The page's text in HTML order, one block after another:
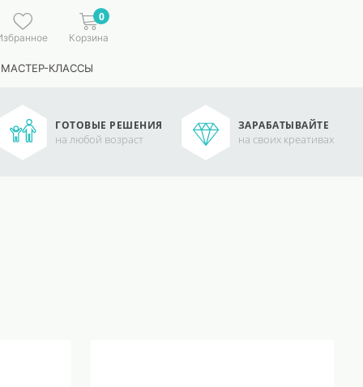
0
Корзина
КЛАССЫ
ГОТОВЫЕ РЕШЕНИЯ
на любой возраст
ЗАРАБАТЫВАЙТЕ
на своих креативах